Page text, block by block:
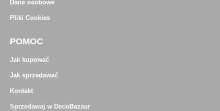
Dane osobowe
Pliki Cookies
POMOC
Jak kupować
Jak sprzedawać
Kontakt
Sprzedawaj w DecoBazaar